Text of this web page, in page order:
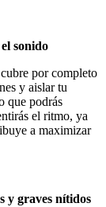
sonido
por completo
y aislar tu
que podrás
el ritmo, ya
a maximizar
y graves nítidos